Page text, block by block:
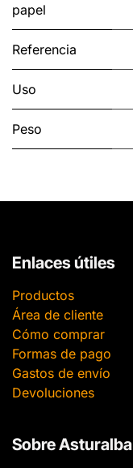
papel
Referencia
Uso
Peso
Enlaces útiles
Productos
Área de cliente
Cómo comprar
Formas de pago
Gastos de envío
Devoluciones
Sobre Asturalba